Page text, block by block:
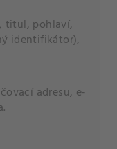
titul, pohlaví,
identifikátor),
adresu, e-